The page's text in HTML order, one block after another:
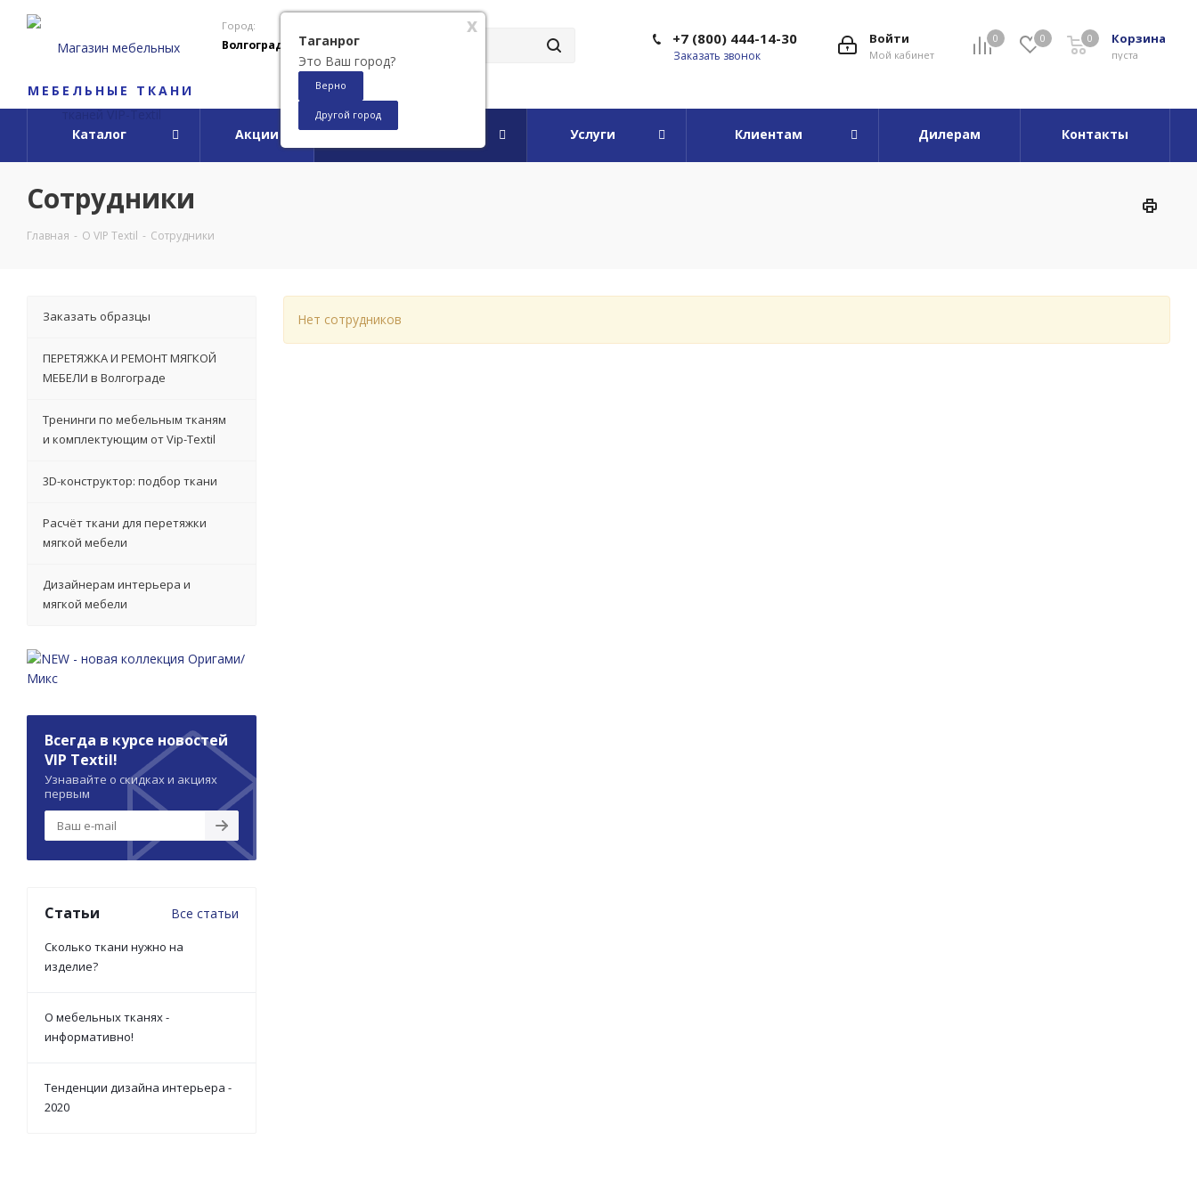
МЕБЕЛЬНЫЕ ТКАНИ
Город:
Волгоград 0 0 Корзина
пуста
0
Войти
Мой кабинет
+7 (800) 444-14-30
Заказать звонок
Каталог Акции О компании Услуги Клиентам Дилерам Контакты
x
Таганрог
Это Ваш город?
Верно
Другой город
Сотрудники
Главная - О VIP Textil - Сотрудники
Нет сотрудников
Заказать образцы
ПЕРЕТЯЖКА И РЕМОНТ МЯГКОЙ
МЕБЕЛИ в Волгограде
Тренинги по мебельным тканям
и комплектующим от Vip-Textil
3D-конструктор: подбор ткани
Расчёт ткани для перетяжки
мягкой мебели
Дизайнерам интерьера и
мягкой мебели
Всегда в курсе новостей
VIP Textil!
Узнавайте о скидках и акциях
первым
Статьи Все статьи
Сколько ткани нужно на
изделие?
О мебельных тканях -
информативно!
Тенденции дизайна интерьера -
2020